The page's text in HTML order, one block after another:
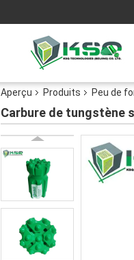
Aperçu Produits Peu de
Carbure de tungstène